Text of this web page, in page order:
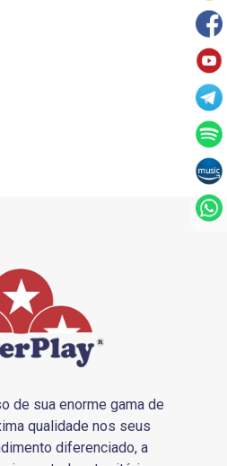
de sua enorme gama de
qualidade nos seus
diferenciado, a